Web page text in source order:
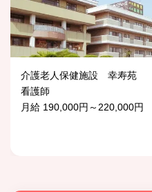
介護老人保健施設 幸寿苑
看護師
月給 190,000円～220,000円